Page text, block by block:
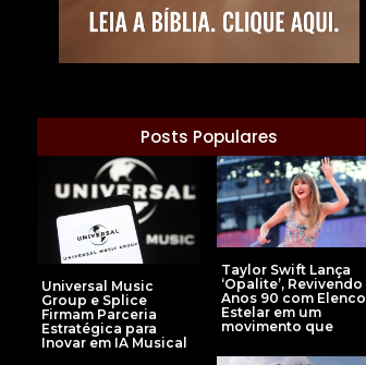
Posts Populares
Universal Music
Group e Splice
Firmam Parceria
Estratégica para
Inovar em IA Musical
Taylor Swift Lança
‘Opalite’, Revivendo
Anos 90 com Elenco
Estelar em um
movimento que